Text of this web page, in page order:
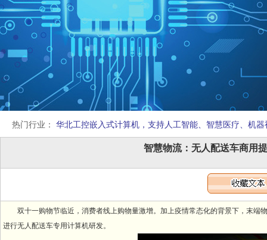
热门行业： 华北工控嵌入式计算机，支持人工智能、智慧医疗、机
智慧物流：无人配送车商用
双十一购物节临近，消费者线上购物量激增。加上疫情常态化的背景下，末端
进行无人配送车专用计算机研发。